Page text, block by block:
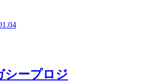
シープロジ